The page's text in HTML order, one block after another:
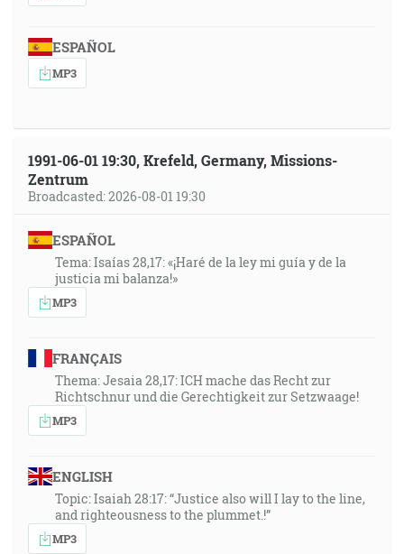
ESPAÑOL
MP3
1991-06-01 19:30, Krefeld, Germany, Missions-
Zentrum
Broadcasted: 2026-08-01 19:30
ESPAÑOL
Tema: Isaías 28,17: «¡Haré de la ley mi guía y de la
justicia mi balanza!»
MP3
FRANÇAIS
Thema: Jesaia 28,17: ICH mache das Recht zur
Richtschnur und die Gerechtigkeit zur Setzwaage!
MP3
ENGLISH
Topic: Isaiah 28:17: “Justice also will I lay to the line,
and righteousness to the plummet.!”
MP3